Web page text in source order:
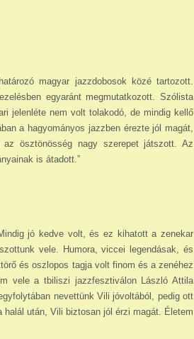
magyar jazzdobosok közé tartozott.
egyaránt megmutatkozott. Szólista
jelenléte nem volt tolakodó, de mindig kellő
a hagyományos jazzben érezte jól magát,
az ösztönösség nagy szerepet játszott. Az
is átadott.”
jó kedve volt, és ez kihatott a zenekar
vele. Humora, viccei legendásak, és
és oszlopos tagja volt finom és a zenéhez
vele a tbiliszi jazzfesztiválon László Attila
nevettünk Vili jóvoltából, pedig ott
után, Vili biztosan jól érzi magát. Életem